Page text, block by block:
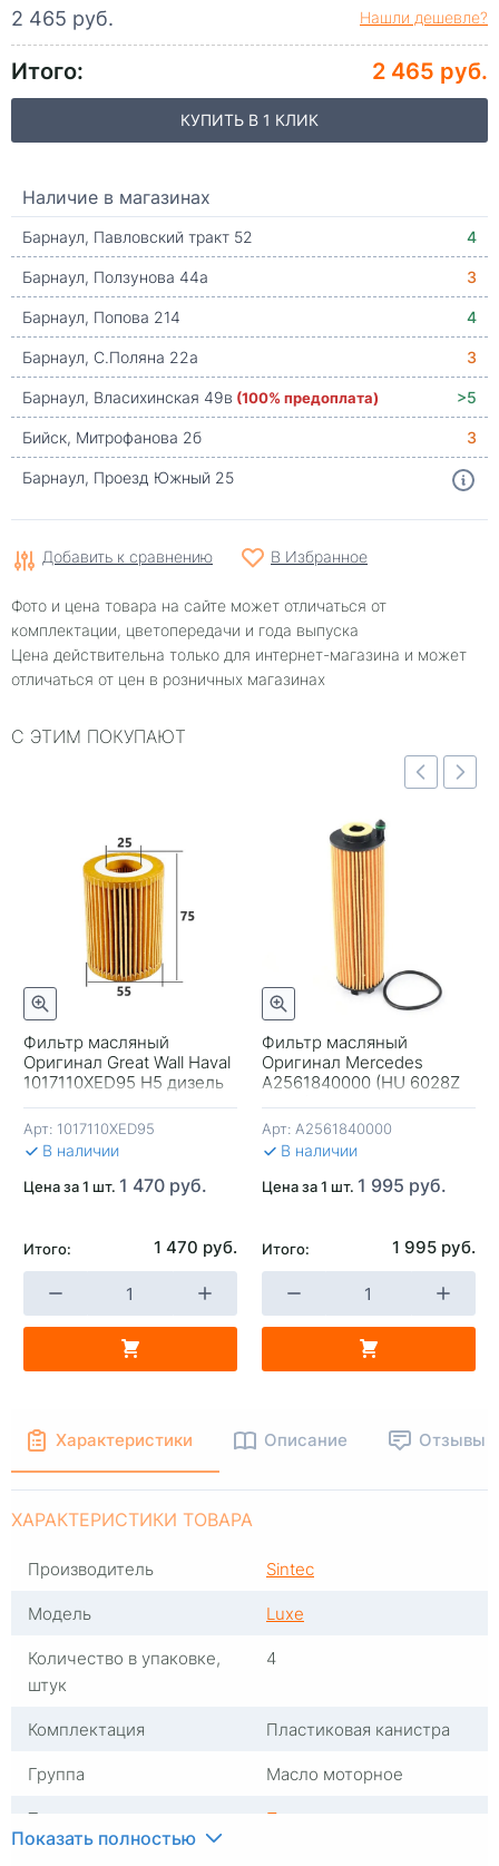
2 465 руб. Нашли дешевле?
Итого: 2 465 руб.
КУПИТЬ В 1 КЛИК
Наличие в магазинах
Барнаул, Павловский тракт 52
4
Барнаул, Ползунова 44а
3
Барнаул, Попова 214
4
Барнаул, С.Поляна 22а
3
Барнаул, Власихинская 49в (100% предоплата)
>5
Бийск, Митрофанова 2б
3
Барнаул, Проезд Южный 25
Добавить к сравнению В Избранное
Фото и цена товара на сайте может отличаться от
комплектации, цветопередачи и года выпуска
Цена действительна только для интернет-магазина и может
отличаться от цен в розничных магазинах
С ЭТИМ ПОКУПАЮТ
Фильтр масляный
Оригинал Great Wall Haval
1017110XED95 H5 дизель
Арт: 1017110XED95
В наличии
Цена за 1 шт. 1 470 руб.
Итого: 1 470 руб.
Фильтр масляный
Оригинал Mercedes
A2561840000 (HU 6028Z
Mann) Германия
Арт: A2561840000
В наличии
Цена за 1 шт. 1 995 руб.
Итого: 1 995 руб.
+
КОРЗИНУ
- +
В КОРЗИНУ
Быстрый просмотр
-
Характеристики Описание Отзывы
ХАРАКТЕРИСТИКИ ТОВАРА
Производитель
Sintec
Модель
Luxe
Количество в упаковке,
штук
4
Комплектация
Пластиковая канистра
Группа
Масло моторное
Тип масла
Полусинтетика
Показать полностью